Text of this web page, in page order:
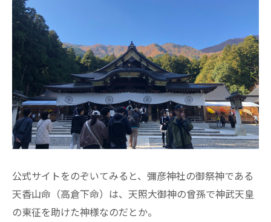
公式サイトをのぞいてみると、彌彦神社の御祭神である
天香山命（高倉下命）は、天照大御神の曾孫で神武天皇
の東征を助けた神様なのだとか。